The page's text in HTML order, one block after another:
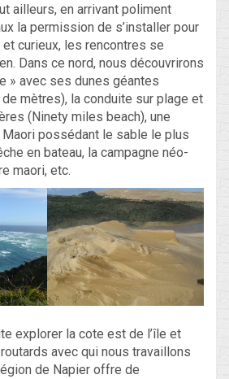
ailleurs, en arrivant poliment
la permission de s’installer pour
curieux, les rencontres se
Dans ce nord, nous découvrirons
» avec ses dunes géantes
mètres), la conduite sur plage et
(Ninety miles beach), une
possédant le sable le plus
en bateau, la campagne néo-
maori, etc.
explorer la cote est de l’île et
avec qui nous travaillons
de Napier offre de